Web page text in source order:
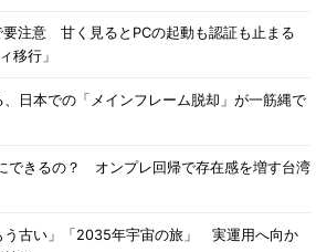
注意 甘く見るとPCの起動も認証も止まる
移行」
日本での「メインフレーム脱却」が一筋縄で
できるの？ オンプレ回帰で存在感を増す台湾
う古い」「2035年宇宙の旅」 実運用へ向か